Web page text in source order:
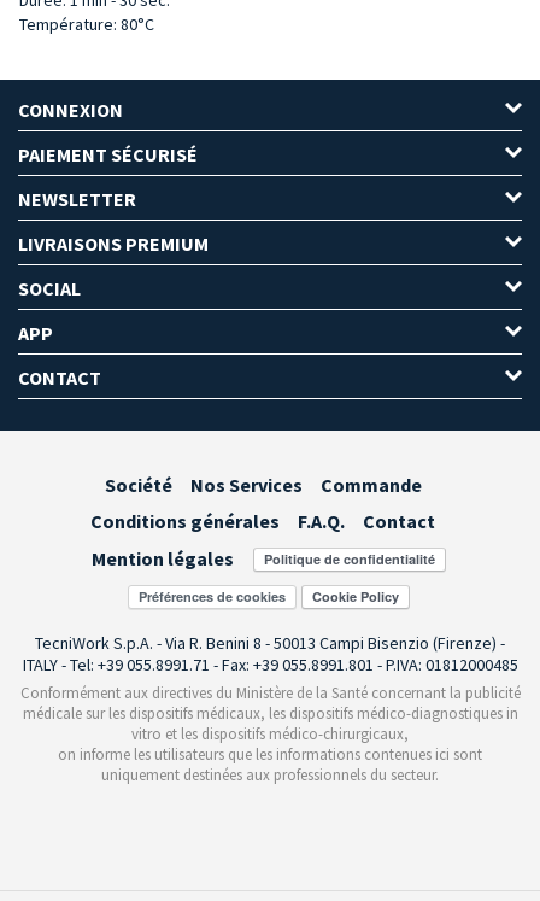
Température: 80°C
CONNEXION
PAIEMENT SÉCURISÉ
NEWSLETTER
LIVRAISONS PREMIUM
SOCIAL
APP
CONTACT
Société Nos Services
Commande
Conditions générales
F.A.Q.
Contact
Mention légales
Préférences de cookies
TecniWork S.p.A. - Via R. Benini 8 - 50013 Campi Bisenzio (Firenze) -
ITALY - Tel: +39 055.8991.71 - Fax: +39 055.8991.801 - P.IVA: 01812000485
Conformément aux directives du Ministère de la Santé concernant la publicité
médicale sur les dispositifs médicaux, les dispositifs médico-diagnostiques in
vitro et les dispositifs médico-chirurgicaux,
on informe les utilisateurs que les informations contenues ici sont
uniquement destinées aux professionnels du secteur.